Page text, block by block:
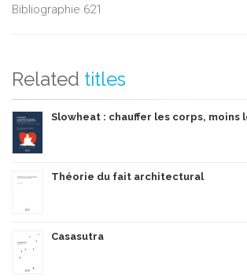
Bibliographie 621
Related titles
Slowheat : chauffer les corps, moins
Théorie du fait architectural
Casasutra